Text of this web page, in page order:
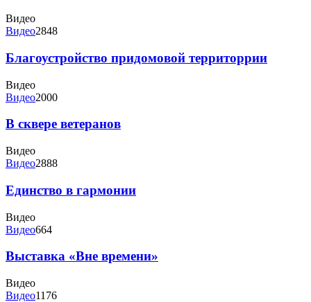
Видео
Видео2848
Благоустройство придомовой территоррии
Видео
Видео2000
В сквере ветеранов
Видео
Видео2888
Единство в гармонии
Видео
Видео664
Выставка «Вне времени»
Видео
Видео1176